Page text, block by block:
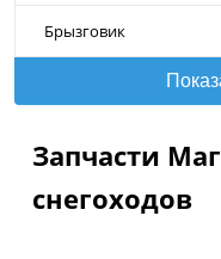
Брызговик
Запчасти
снегоходов